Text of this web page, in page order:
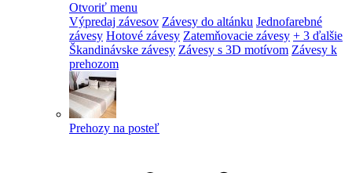
Otvoriť menu
Výpredaj závesov Závesy do altánku Jednofarebné
závesy Hotové závesy Zatemňovacie závesy + 3 ďalšie
Škandinávske závesy Závesy s 3D motívom Závesy k
prehozom
Prehozy na posteľ